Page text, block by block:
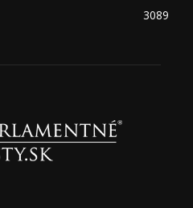
3089